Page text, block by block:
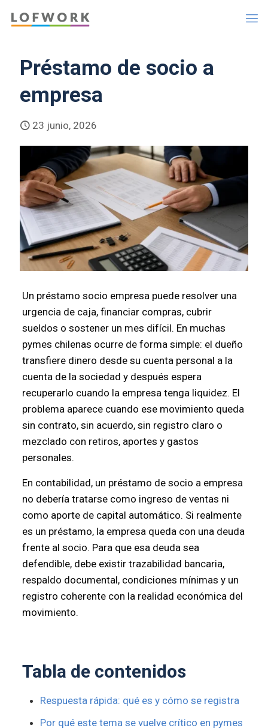
Préstamo de socio a
empresa
23 junio, 2026
Un préstamo socio empresa puede resolver una
urgencia de caja, financiar compras, cubrir
sueldos o sostener un mes difícil. En muchas
pymes chilenas ocurre de forma simple: el dueño
transfiere dinero desde su cuenta personal a la
cuenta de la sociedad y después espera
recuperarlo cuando la empresa tenga liquidez. El
problema aparece cuando ese movimiento queda
sin contrato, sin acuerdo, sin registro claro o
mezclado con retiros, aportes y gastos
personales.
En contabilidad, un préstamo de socio a empresa
no debería tratarse como ingreso de ventas ni
como aporte de capital automático. Si realmente
es un préstamo, la empresa queda con una deuda
frente al socio. Para que esa deuda sea
defendible, debe existir trazabilidad bancaria,
respaldo documental, condiciones mínimas y un
registro coherente con la realidad económica del
movimiento.
Tabla de contenidos
Respuesta rápida: qué es y cómo se registra
Por qué este tema se vuelve crítico en pymes